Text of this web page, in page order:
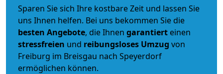
Sparen Sie sich Ihre kostbare Zeit und lassen Sie
uns Ihnen helfen. Bei uns bekommen Sie die
besten Angebote, die Ihnen garantiert einen
stressfreien und reibungsloses Umzug von
Freiburg im Breisgau nach Speyerdorf
ermöglichen können.